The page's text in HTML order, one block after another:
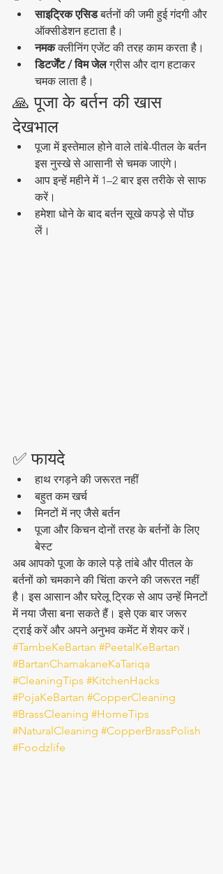
साइट्रिक एसिड बर्तनों की जमी हुई गंदगी और
ऑक्सीडेशन हटाता है।
नमक क्लीनिंग एजेंट की तरह काम करता है।
डिटर्जेंट / विम जेल ग्रीस और दाग हटाकर
चमक लाता है।
🙏 पूजा के बर्तन की खास
देखभाल
पूजा में इस्तेमाल होने वाले तांबे-पीतल के बर्तन
इस नुस्खे से आसानी से चमक जाएंगे।
आप इन्हें महीने में 1–2 बार इस तरीके से साफ
करें।
हमेशा धोने के बाद बर्तन सूखे कपड़े से पोंछ
लें।
✅ फायदे
हाथ रगड़ने की जरूरत नहीं
बहुत कम खर्च
मिनटों में नए जैसे बर्तन
पूजा और किचन दोनों तरह के बर्तनों के लिए
बेस्ट
अब आपको पूजा के काले पड़े तांबे और पीतल के
बर्तनों को चमकाने की चिंता करने की जरूरत नहीं
है। इस आसान और घरेलू ट्रिक से आप उन्हें मिनटों
में नया जैसा बना सकते हैं। इसे एक बार जरूर
ट्राई करें और अपने अनुभव कमेंट में शेयर करें।
#TambeKeBartan #PeetalKeBartan
#BartanChamakaneKaTariqa
#CleaningTips #KitchenHacks
#PojaKeBartan #CopperCleaning
#BrassCleaning #HomeTips
#NaturalCleaning #CopperBrassPolish
#Foodzlife